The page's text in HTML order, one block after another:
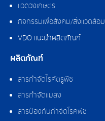
แวดวงเกษตร
กิจกรรมเพื่อสังคม/สิ่งแวดล้อม
VDO แนะนำผลิตภัณฑ์
ผลิตภัณฑ์
สารกำจัดไรศัตรูพืช
สารกำจัดแมลง
สารป้องกันกำจัดโรคพืช